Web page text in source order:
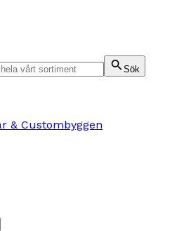
Sök
& Custombyggen